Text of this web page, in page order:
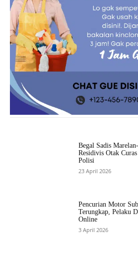
Begal Sadis
Residivis Otak
Polisi
23 April 2026
Pencurian Motor
Terungkap, Pelaku
Online
3 April 2026